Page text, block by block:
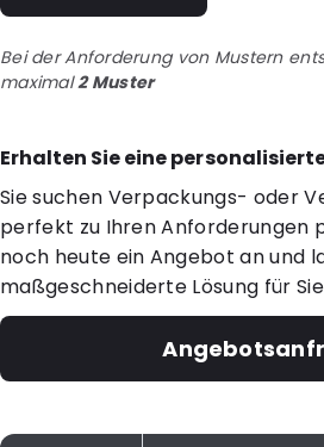
Bei der Anforderung von Mustern
maximal2 Muster
Erhalten Sie eine
Sie suchen Verpackungs- oder
perfekt zu Ihren Anforderungen
noch heute ein Angebot an und
maßgeschneiderte Lösung für